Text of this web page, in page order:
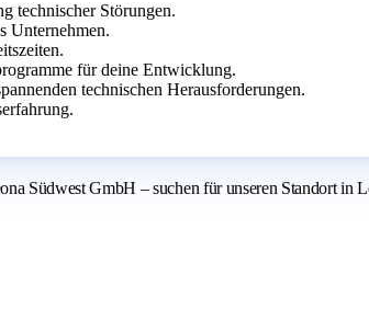
technischer Störungen.
Unternehmen.
für deine Entwicklung.
technischen Herausforderungen.
Südwest GmbH – suchen für unseren Standort